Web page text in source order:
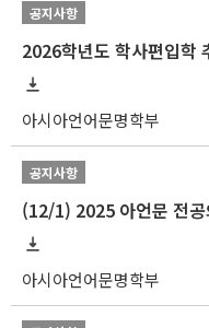
공지사항
2026학년도 학사편입학
아시아언어문명학부
공지사항
(12/1) 2025 아언문 전
아시아언어문명학부